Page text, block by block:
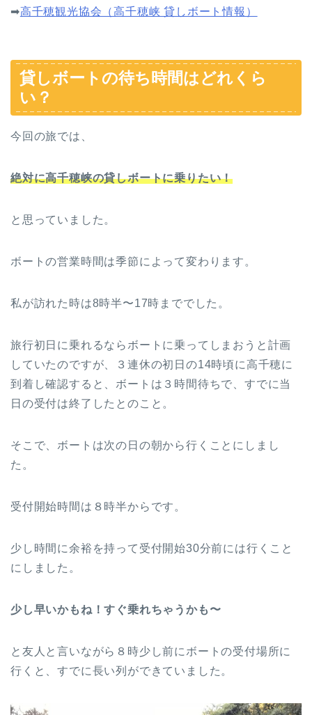
➡︎高千穂観光協会（高千穂峡 貸しボート情報）
貸しボートの待ち時間はどれくら
い？
今回の旅では、
絶対に高千穂峡の貸しボートに乗りたい！
と思っていました。
ボートの営業時間は季節によって変わります。
私が訪れた時は8時半〜17時まででした。
旅行初日に乗れるならボートに乗ってしまおうと計画
していたのですが、３連休の初日の14時頃に高千穂に
到着し確認すると、ボートは３時間待ちで、すでに当
日の受付は終了したとのこと。
そこで、ボートは次の日の朝から行くことにしまし
た。
受付開始時間は８時半からです。
少し時間に余裕を持って受付開始30分前には行くこと
にしました。
少し早いかもね！すぐ乗れちゃうかも〜
と友人と言いながら８時少し前にボートの受付場所に
行くと、すでに長い列ができていました。